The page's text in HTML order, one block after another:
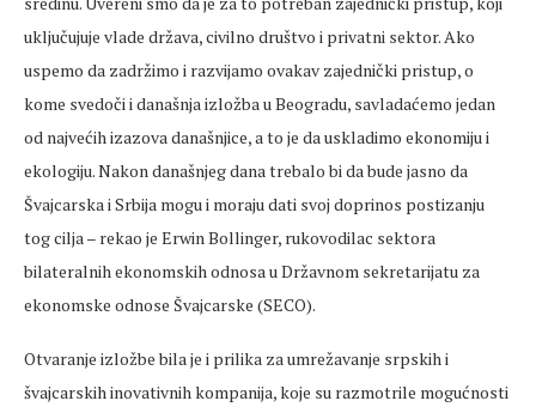
uključujuje vlade država, civilno društvo i privatni sektor. Ako
uspemo da zadržimo i razvijamo ovakav zajednički pristup, o
kome svedoči i današnja izložba u Beogradu, savladaćemo jedan
od najvećih izazova današnjice, a to je da uskladimo ekonomiju i
ekologiju. Nakon današnjeg dana trebalo bi da bude jasno da
Švajcarska i Srbija mogu i moraju dati svoj doprinos postizanju
tog cilja – rekao je Erwin Bollinger, rukovodilac sektora
bilateralnih ekonomskih odnosa u Državnom sekretarijatu za
ekonomske odnose Švajcarske (SECO).
Otvaranje izložbe bila je i prilika za umrežavanje srpskih i
švajcarskih inovativnih kompanija, koje su razmotrile mogućnosti